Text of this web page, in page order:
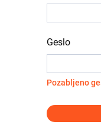
Geslo
Pozabljeno